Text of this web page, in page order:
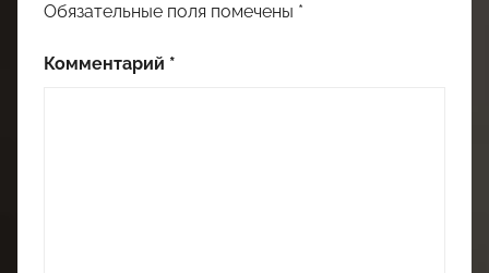
Обязательные поля помечены *
Комментарий *